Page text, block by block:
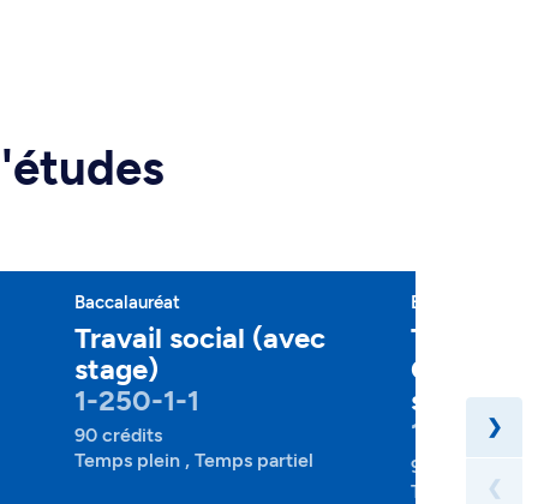
Baccalauréat
Travail social (avec
stage)
1-250-1-1
90 crédits
Temps plein , Temps partiel
Baccalauréat
Travail
Campus
stage)
1-250-1-
90 crédits
Temps plein ,
❯
❮